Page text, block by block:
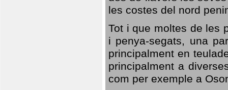
les costes del nord
Tot i que moltes de les
i penya-segats, una
principalment en
principalment a
com per exemple a